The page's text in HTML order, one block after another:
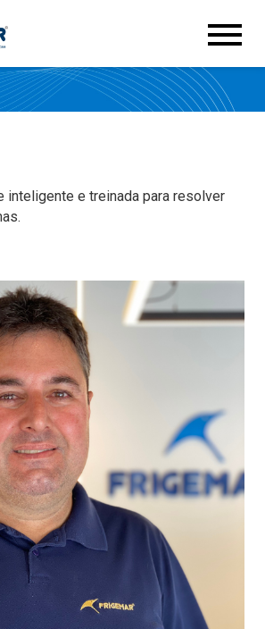
inteligente e treinada para resolver